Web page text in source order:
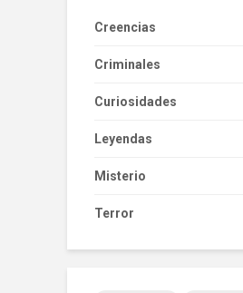
Creencias
Criminales
Curiosidades
Leyendas
Misterio
Terror